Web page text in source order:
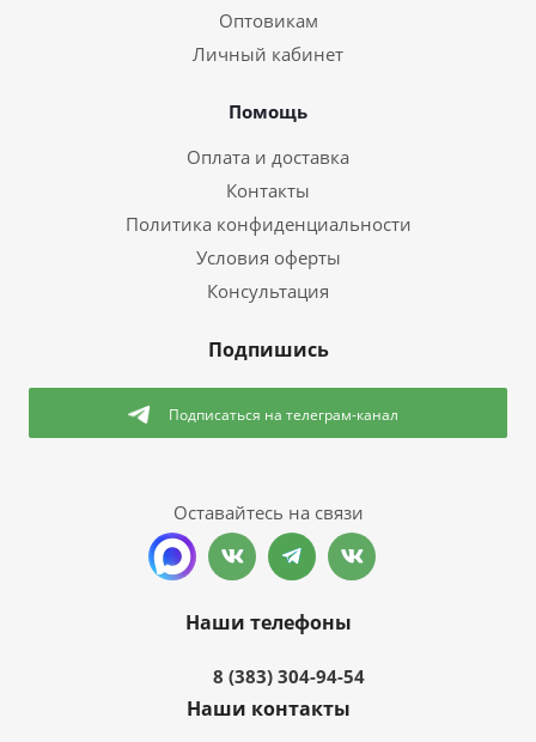
Оптовикам
Личный кабинет
Помощь
Оплата и доставка
Контакты
Политика конфиденциальности
Условия оферты
Консультация
Подпишись
Подписаться на телеграм-канал
Оставайтесь на связи
Наши телефоны
8 (383) 304-94-54
Наши контакты